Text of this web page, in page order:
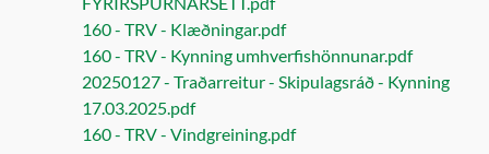
160 - TRV - Klæðningar.pdf
160 - TRV - Kynning umhverfishönnunar.pdf
20250127 - Traðarreitur - Skipulagsráð - Kynning
17.03.2025.pdf
160 - TRV - Vindgreining.pdf